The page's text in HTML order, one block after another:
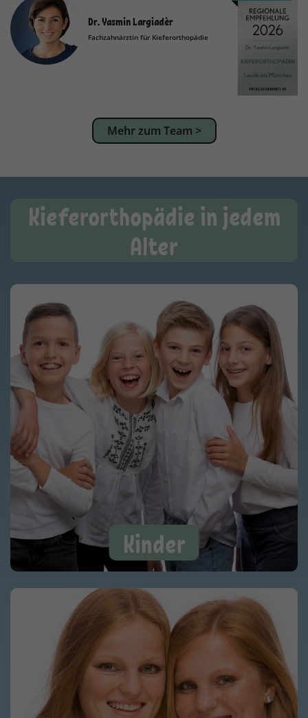
Dr. Yasmin Largiadèr
Fachzahnärztin für Kieferorthopädie
Mehr zum Team >
Kieferorthopädie in jedem
Alter
Kinder